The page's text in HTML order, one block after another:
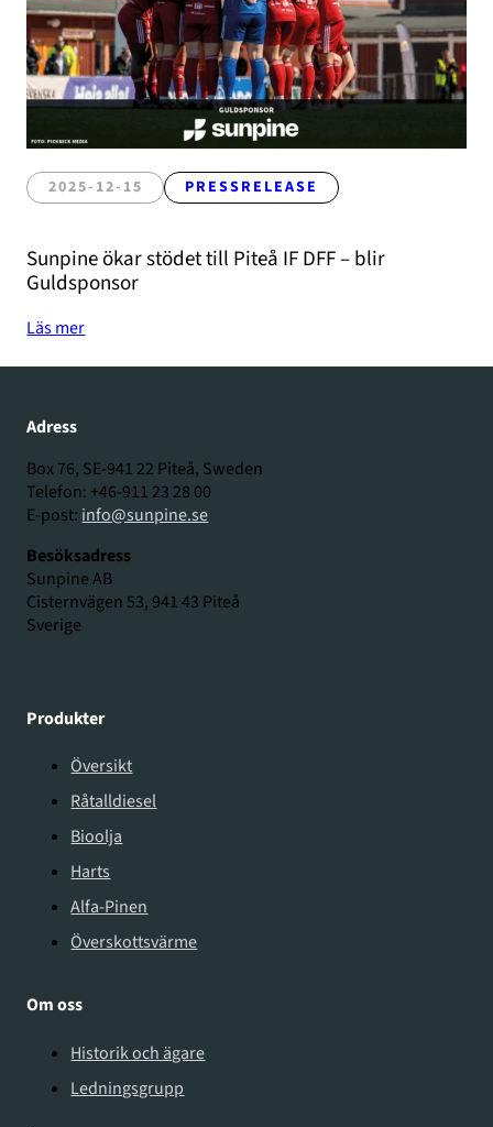
2025-12-15 PRESSRELEASE
Sunpine ökar stödet till Piteå IF DFF – blir
Guldsponsor
Läs mer
Adress
Box 76, SE-941 22 Piteå, Sweden
Telefon: +46-911 23 28 00
E-post: info@sunpine.se
Besöksadress
Sunpine AB
Cisternvägen 53, 941 43 Piteå
Sverige
Produkter
Översikt
Råtalldiesel
Bioolja
Harts
Alfa-Pinen
Överskottsvärme
Om oss
Historik och ägare
Ledningsgrupp